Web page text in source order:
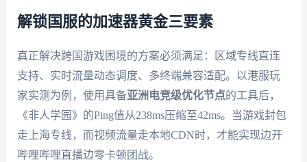
解锁国服的加速器黄金三要素
真正解决跨国游戏困境的方案必须满足：区域专线直连
支持、实时流量动态调度、多终端兼容适配。以港服玩
家实测为例，使用具备亚洲电竞级优化节点的工具后，
《非人学园》的Ping值从238ms压缩至42ms。当游戏封包
走上海专线，而视频流量走本地CDN时，才能实现边开
哔哩哔哩直播边零卡顿团战。